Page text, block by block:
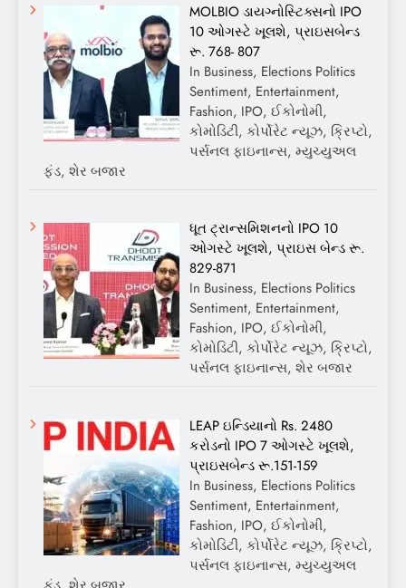
MOLBIO ડાયગ્નોસ્ટિક્સનો IPO
10 ઓગસ્ટે ખૂલશે, પ્રાઇસબેન્ડ
રૂ. 768- 807
In Business, Elections Politics
Sentiment, Entertainment,
Fashion, IPO, ઈકોનોમી,
કોમોડિટી, કોર્પોરેટ ન્યૂઝ, ક્રિપ્ટો,
પર્સનલ ફાઇનાન્સ, મ્યુચ્યુઅલ
ફંડ, શેર બજાર
ધૂત ટ્રાન્સમિશનનો IPO 10
ઓગસ્ટે ખૂલશે, પ્રાઇસ બેન્ડ રૂ.
829-871
In Business, Elections Politics
Sentiment, Entertainment,
Fashion, IPO, ઈકોનોમી,
કોમોડિટી, કોર્પોરેટ ન્યૂઝ, ક્રિપ્ટો,
પર્સનલ ફાઇનાન્સ, શેર બજાર
LEAP ઇન્ડિયાનો Rs. 2480
કરોડનો IPO 7 ઓગસ્ટે ખૂલશે,
પ્રાઇસબેન્ડ રૂ.151-159
In Business, Elections Politics
Sentiment, Entertainment,
Fashion, IPO, ઈકોનોમી,
કોમોડિટી, કોર્પોરેટ ન્યૂઝ, ક્રિપ્ટો,
પર્સનલ ફાઇનાન્સ, મ્યુચ્યુઅલ